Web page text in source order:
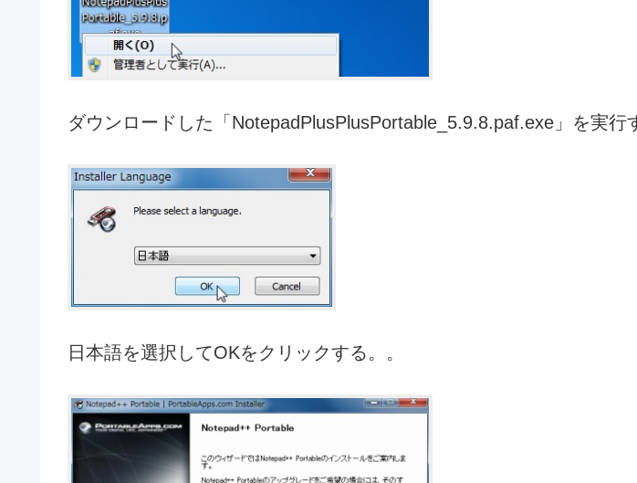
ダウンロードした「NotepadPlusPlusPortable_5.9.8.paf.exe」を実行
日本語を選択してOKをクリックする。。